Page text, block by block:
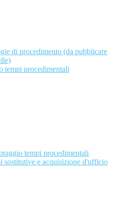
di procedimento (da pubblicare
tempi procedimentali
tempi procedimentali
sostitutive e acquisizione d'ufficio